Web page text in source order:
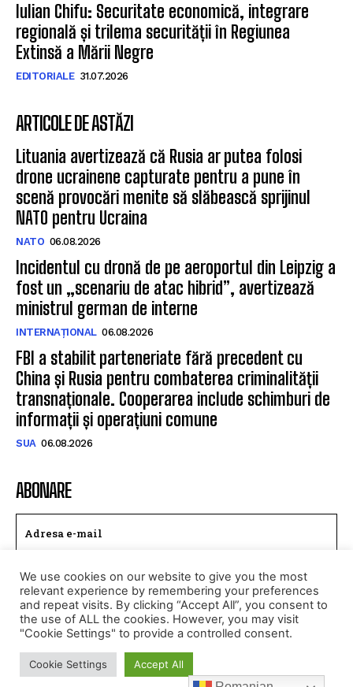
Iulian Chifu: Securitate economică, integrare
regională și trilema securității în Regiunea
Extinsă a Mării Negre
EDITORIALE 31.07.2026
ARTICOLE DE ASTĂZI
Lituania avertizează că Rusia ar putea folosi
drone ucrainene capturate pentru a pune în
scenă provocări menite să slăbească sprijinul
NATO pentru Ucraina
NATO 06.08.2026
Incidentul cu dronă de pe aeroportul din Leipzig a
fost un „scenariu de atac hibrid”, avertizează
ministrul german de interne
INTERNAȚIONAL 06.08.2026
FBI a stabilit parteneriate fără precedent cu
China și Rusia pentru combaterea criminalității
transnaționale. Cooperarea include schimburi de
informații și operațiuni comune
SUA 06.08.2026
ABONARE
TRIMITE
Am citit si accept Politica de confidentialitate.
© Toate drepturile rezervate CALEAEUROPEANA.RO
We use cookies on our website to give you the most
relevant experience by remembering your preferences
and repeat visits. By clicking “Accept All”, you consent to
the use of ALL the cookies. However, you may visit
"Cookie Settings" to provide a controlled consent.
Cookie Settings Accept All